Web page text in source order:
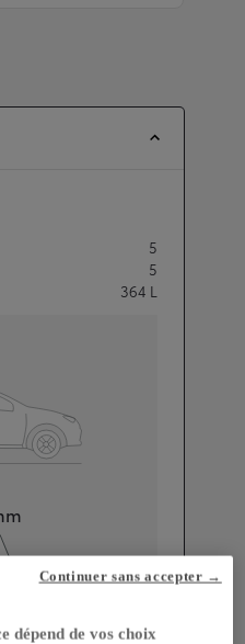
5
5
364 L
dépend de vos choix
Continuer sans accepter →